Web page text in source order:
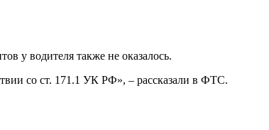
у водителя также не оказалось.
со ст. 171.1 УК РФ», – рассказали в ФТС.